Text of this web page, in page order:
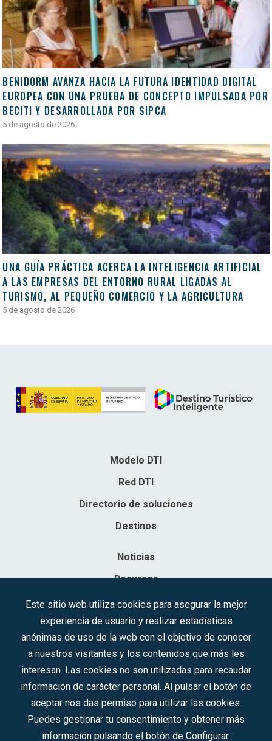
BENIDORM AVANZA HACIA LA FUTURA IDENTIDAD DIGITAL
EUROPEA CON UNA PRUEBA DE CONCEPTO IMPULSADA POR
BECITI Y DESARROLLADA POR SIPCA
5 de agosto de 2026
UNA GUÍA PRÁCTICA ACERCA LA INTELIGENCIA ARTIFICIAL
A LAS EMPRESAS DEL ENTORNO RURAL LIGADAS AL
TURISMO, AL PEQUEÑO COMERCIO Y LA AGRICULTURA
5 de agosto de 2026
Modelo DTI
Red DTI
Directorio de soluciones
Destinos
Noticias
Recursos
Contacto
Sociedad Mercantil Estatal para la Gestión de la Innovación y las
C.I.F.: A-81/874.984
Síguenos en redes sociales:
Este sitio web utiliza cookies para asegurar la mejor
experiencia de usuario y realizar estadísticas
anónimas de uso de la web con el objetivo de conocer
a nuestros visitantes y los contenidos que más les
interesan. Las cookies no son utilizadas para recaudar
información de carácter personal. Al pulsar el botón de
aceptar nos das permiso para utilizar las cookies.
Puedes gestionar tu consentimiento y obtener más
información pulsando el botón de Configurar.